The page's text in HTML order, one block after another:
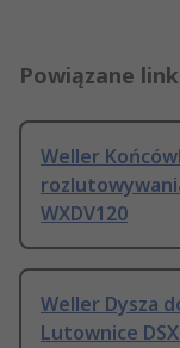
Powiązane
Weller
WXDV120
Weller Dysza
Lutownice